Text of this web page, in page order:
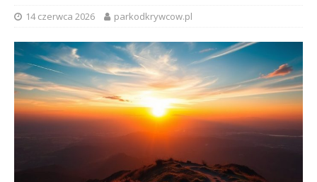
14 czerwca 2026 parkodkrywcow.pl